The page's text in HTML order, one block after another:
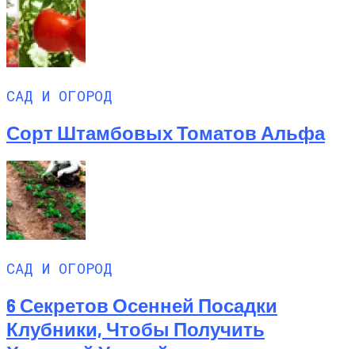
САД И ОГОРОД
Сорт Штамбовых Томатов Альфа
САД И ОГОРОД
6 Секретов Осенней Посадки
Клубники, Чтобы Получить